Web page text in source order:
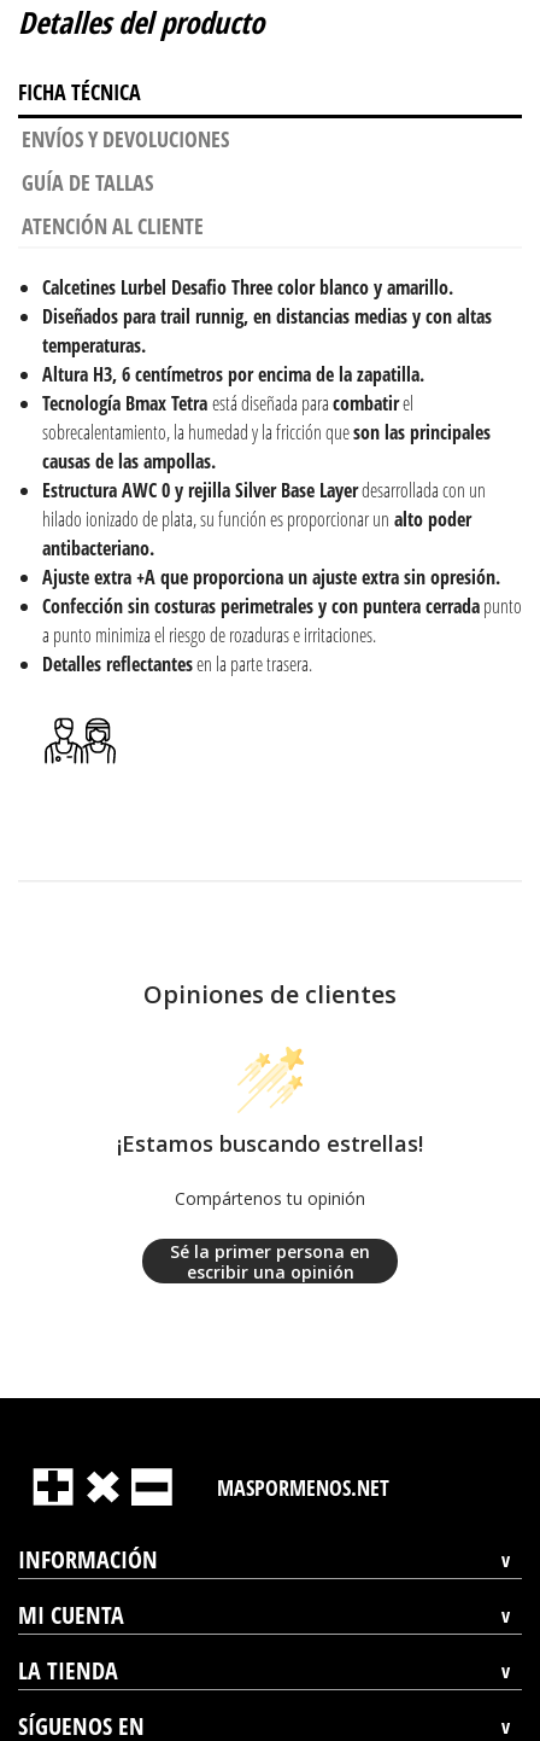
Detalles del producto
FICHA TÉCNICA
ENVÍOS Y DEVOLUCIONES
GUÍA DE TALLAS
ATENCIÓN AL CLIENTE
Calcetines Lurbel Desafio Three color blanco y amarillo.
Diseñados para trail runnig, en distancias medias y con altas
temperaturas.
Altura H3, 6 centímetros por encima de la zapatilla.
Tecnología Bmax Tetraestá diseñada paracombatirel
sobrecalentamiento, la humedad y la fricción queson las principales
causas de las ampollas.
Estructura AWC 0 y rejilla Silver Base Layerdesarrollada con un
hilado ionizado de plata, su función es proporcionar un alto poder
antibacteriano.
Ajuste extra +A que proporciona un ajuste extra sin opresión.
Confección sin costuras perimetrales y con puntera cerradapunto
a punto minimiza el riesgo de rozaduras e irritaciones.
Detalles reflectantesen la parte trasera.
Opiniones de clientes
¡Estamos buscando estrellas!
Compártenos tu opinión
Sé la primer persona en
escribir una opinión
MASPORMENOS.NET
INFORMACIÓN
MI CUENTA
LA TIENDA
SÍGUENOS EN